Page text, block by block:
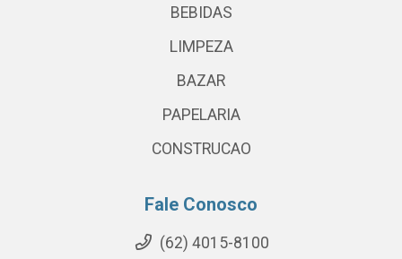
BEBIDAS
LIMPEZA
BAZAR
PAPELARIA
CONSTRUCAO
Fale Conosco
(62) 4015-8100